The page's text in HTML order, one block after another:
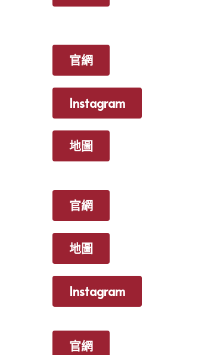
官網
Instagram
地圖
官網
地圖
Instagram
官網